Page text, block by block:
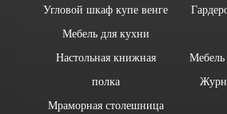
Угловой шкаф купе венге
Мебель для кухни
Настольная книжная
полка
Мраморная столешница
Мебель